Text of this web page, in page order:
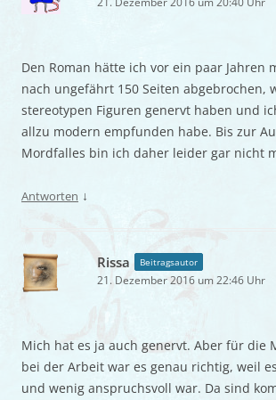
Den Roman hätte ich vor ein paar Jahren
nach ungefährt 150 Seiten abgebrochen,
stereotypen Figuren genervt haben und
allzu modern empfunden habe. Bis zur
Mordfalles bin ich daher leider gar nicht
Antworten ↓
Rissa Beitragsautor
21. Dezember 2016 um 22:46 Uhr
Mich hat es ja auch genervt. Aber für die
bei der Arbeit war es genau richtig, weil
und wenig anspruchsvoll war. Da sind